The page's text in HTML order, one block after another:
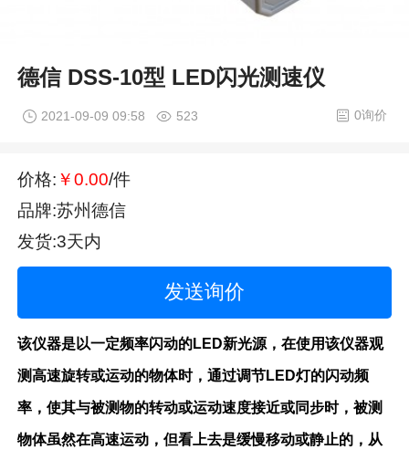
德信 DSS-10型 LED闪光测速仪
2021-09-09 09:58 523 0询价
价格: ￥0.00/件
品牌:苏州德信
发货:3天内
发送询价
该仪器是以一定频率闪动的LED新光源，在使用该仪器观
测高速旋转或运动的物体时，通过调节LED灯的闪动频
率，使其与被测物的转动或运动速度接近或同步时，被测
物体虽然在高速运动，但看上去是缓慢移动或静止的，从